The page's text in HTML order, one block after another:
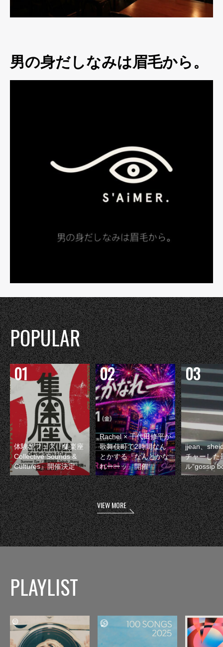
男の身だしなみは眉毛から。
POPULAR
体験型フェス『集楽座
Collective Sounds &
Cultures』開催決定
Rachel × 千代田修平が
歌舞伎町で2時間なん
とかする『なんとかな
れーーッ』開催
jjean、
チャーした
ル“gossip
VIEW MORE
PLAYLIST